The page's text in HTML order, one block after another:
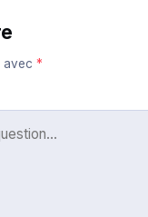
avec *